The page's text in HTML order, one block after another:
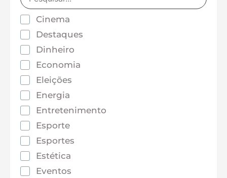
Cinema
Destaques
Dinheiro
Economia
Eleições
Energia
Entretenimento
Esporte
Esportes
Estética
Eventos